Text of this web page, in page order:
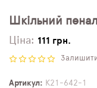
Шкільний
Ціна: 111 грн.
Залишити
Артикул
K21-642-1